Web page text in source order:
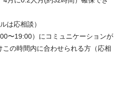
は応相談）
〜19:00）にコミュニケーションが
の時間内に合わせられる方（応相